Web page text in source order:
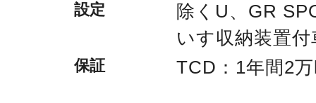
設定
除くU、GR
いす収納装置付
保証 TCD：1年間2